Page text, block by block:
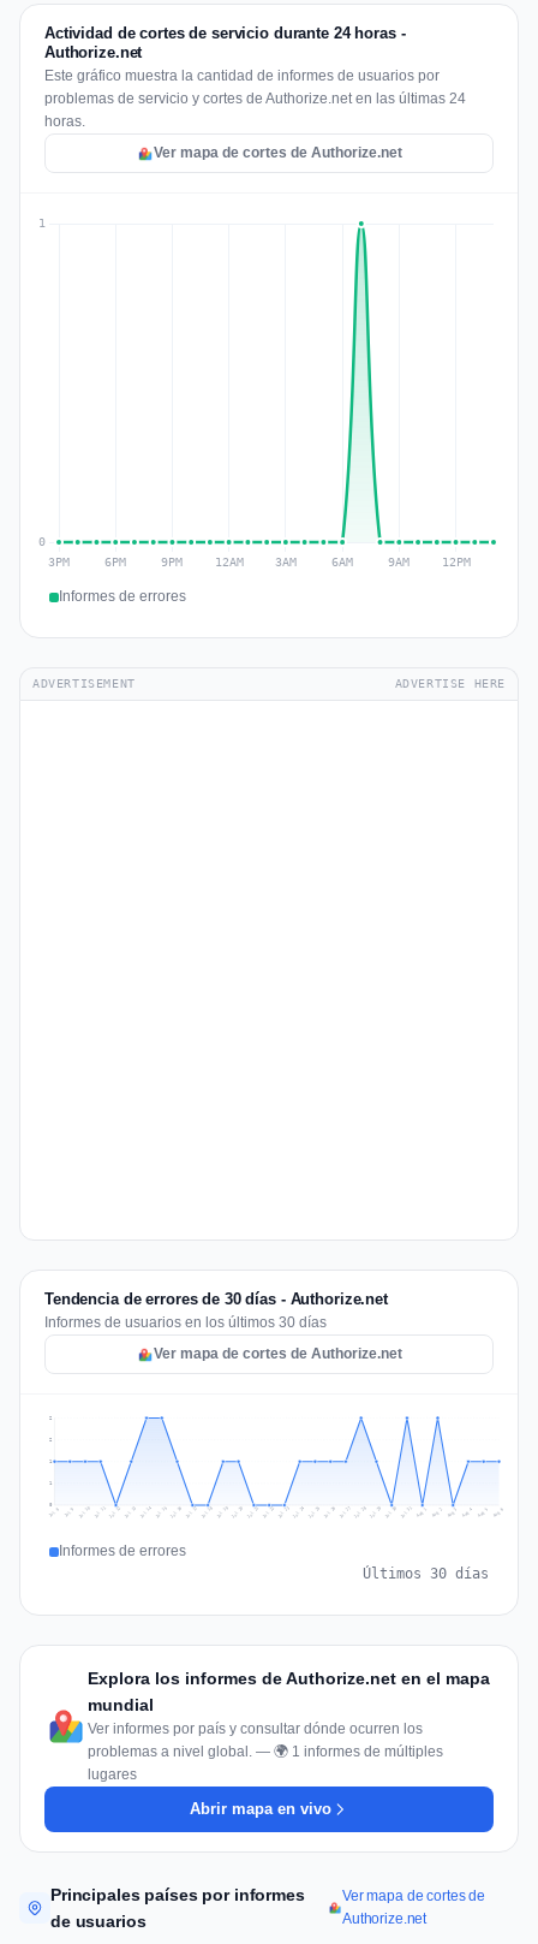
Actividad de cortes de servicio durante 24 horas -
Authorize.net
Este gráfico muestra la cantidad de informes de usuarios por
problemas de servicio y cortes de Authorize.net en las últimas 24
horas.
Ver mapa de cortes de Authorize.net
Informes de errores
ADVERTISEMENT ADVERTISE HERE
Tendencia de errores de 30 días - Authorize.net
Informes de usuarios en los últimos 30 días
Ver mapa de cortes de Authorize.net
1
1
2
2
Jul 8 Jul 9 Jul 10 Jul 11 Jul 12 Jul 13 Jul 14 Jul 15 Jul 16 Jul 17 Jul 18 Jul 19 Jul 20 Jul 21 Jul 22 Jul 23 Jul 24 Jul 25 Jul 26 Jul 27 Jul 28 Jul 29 Jul 30 Jul 31 Aug 1 Aug 2 Aug 3 Aug 4 Aug 5 Aug 6
Informes de errores
Últimos 30 días
Explora los informes de Authorize.net en el mapa
mundial
Ver informes por país y consultar dónde ocurren los
problemas a nivel global. — 🌍 1 informes de múltiples
lugares
Abrir mapa en vivo
Principales países por informes
de usuarios
Ver mapa de cortes de
Authorize.net